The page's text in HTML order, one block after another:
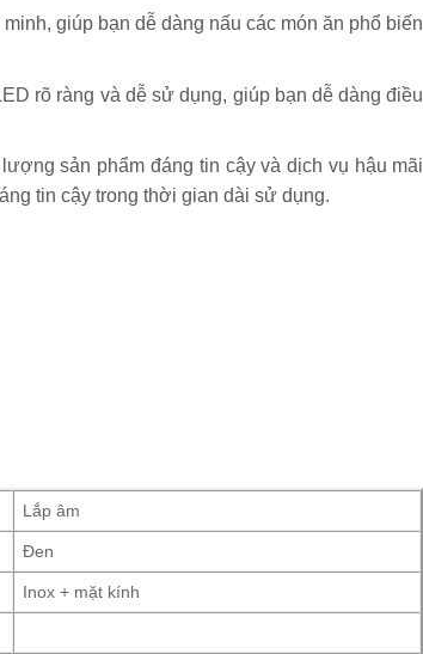
giúp bạn dễ dàng nấu các món ăn phổ biến
rõ ràng và dễ sử dụng, giúp bạn dễ dàng điều
sản phẩm đáng tin cậy và dịch vụ hậu mãi
tin cậy trong thời gian dài sử dụng.
Lắp âm
Đen
Inox + mặt kính